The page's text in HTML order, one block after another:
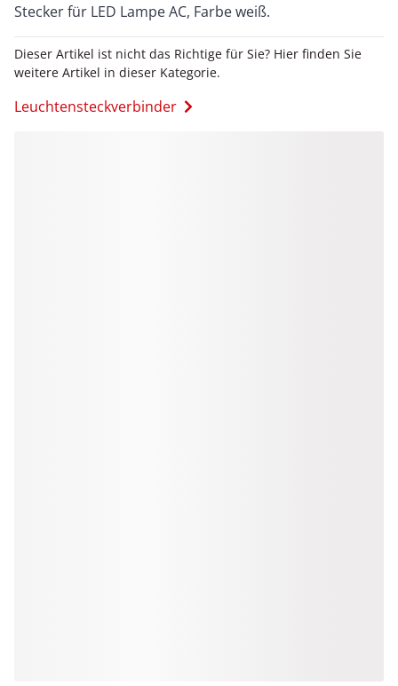
Stecker für LED Lampe AC, Farbe weiß.
Dieser Artikel ist nicht das Richtige für Sie? Hier finden Sie
weitere Artikel in dieser Kategorie.
Leuchtensteckverbinder